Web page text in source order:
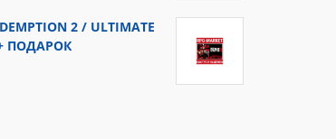
2 / ULTIMATE
+ ПОДАРОК